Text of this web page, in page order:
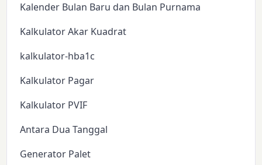
Kalender Bulan Baru dan Bulan Purnama
Kalkulator Akar Kuadrat
kalkulator-hba1c
Kalkulator Pagar
Kalkulator PVIF
Antara Dua Tanggal
Generator Palet